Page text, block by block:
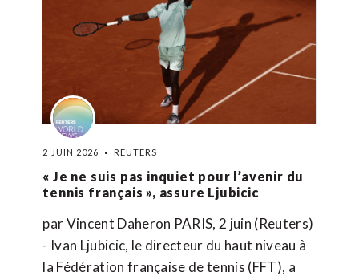
2 JUIN 2026 REUTERS
« Je ne suis pas inquiet pour l’avenir du
tennis français », assure Ljubicic
par Vincent Daheron PARIS, 2 juin (Reuters)
- Ivan Ljubicic, le directeur du haut niveau à
la Fédération française de tennis (FFT), a